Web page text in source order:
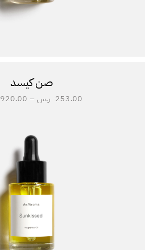
صن كيسد
253.00 ر.س –
920.00